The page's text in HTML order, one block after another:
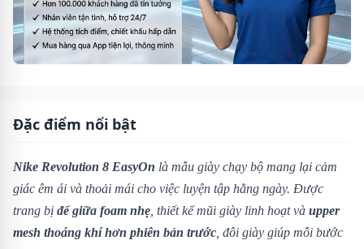
Đặc điểm nổi bật
Nike Revolution 8 EasyOn là mẫu giày chạy bộ mang lại cảm
giác êm ái và thoải mái cho việc luyện tập hằng ngày. Được
trang bị đế giữa foam nhẹ , thiết kế mũi giày linh hoạt và upper
mesh thoáng khí hơn phiên bản trước , đôi giày giúp mỗi bước